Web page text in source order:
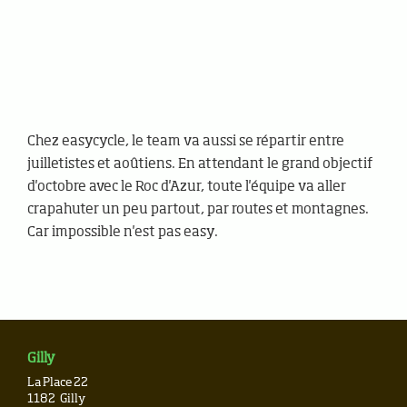
Chez easycycle, le team va aussi se répartir entre
juilletistes et aoûtiens. En attendant le grand objectif
d'octobre avec le Roc d'Azur, toute l'équipe va aller
crapahuter un peu partout, par routes et montagnes.
Car impossible n'est pas easy.
Gilly
La Place 22
1182 Gilly